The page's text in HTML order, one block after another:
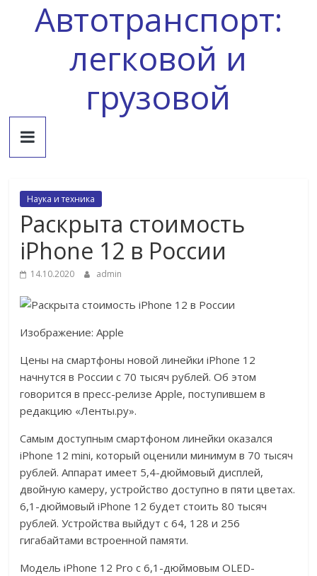
Автотранспорт:
легковой и
грузовой
Наука и техника
Раскрыта стоимость
iPhone 12 в России
14.10.2020 admin
Изображение: Apple
Цены на смартфоны новой линейки iPhone 12
начнутся в России с 70 тысяч рублей. Об этом
говорится в пресс-релизе Apple, поступившем в
редакцию «Ленты.ру».
Самым доступным смартфоном линейки оказался
iPhone 12 mini, который оценили минимум в 70 тысяч
рублей. Аппарат имеет 5,4-дюймовый дисплей,
двойную камеру, устройство доступно в пяти цветах.
6,1-дюймовый iPhone 12 будет стоить 80 тысяч
рублей. Устройства выйдут с 64, 128 и 256
гигабайтами встроенной памяти.
Модель iPhone 12 Pro с 6,1-дюймовым OLED-